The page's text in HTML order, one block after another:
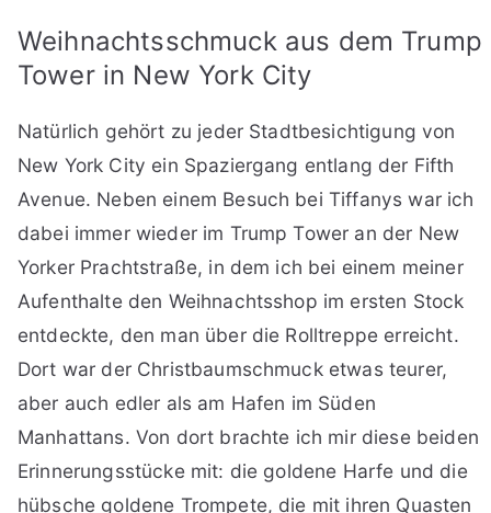
Weihnachtsschmuck aus dem Trump
Tower in New York City
Natürlich gehört zu jeder Stadtbesichtigung von
New York City ein Spaziergang entlang der Fifth
Avenue. Neben einem Besuch bei Tiffanys war ich
dabei immer wieder im Trump Tower an der New
Yorker Prachtstraße, in dem ich bei einem meiner
Aufenthalte den Weihnachtsshop im ersten Stock
entdeckte, den man über die Rolltreppe erreicht.
Dort war der Christbaumschmuck etwas teurer,
aber auch edler als am Hafen im Süden
Manhattans. Von dort brachte ich mir diese beiden
Erinnerungsstücke mit: die goldene Harfe und die
hübsche goldene Trompete, die mit ihren Quasten